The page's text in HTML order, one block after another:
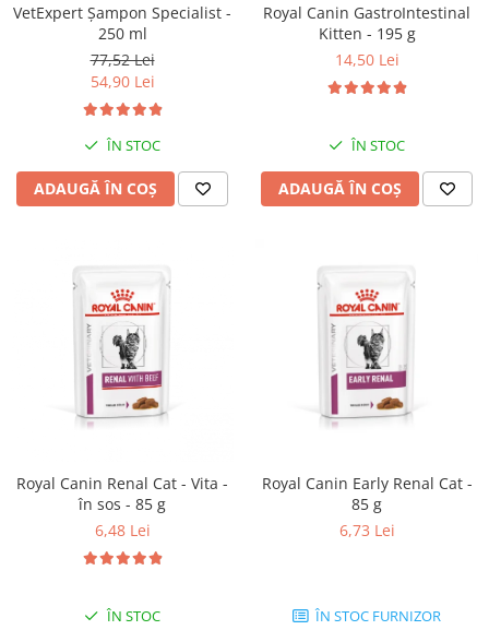
VetExpert Șampon Specialist -
250 ml
77,52 Lei
54,90 Lei
ÎN STOC
ADAUGĂ ÎN COȘ
Royal Canin GastroIntestinal
Kitten - 195 g
14,50 Lei
ÎN STOC
ADAUGĂ ÎN COȘ
Royal Canin Renal Cat - Vita -
în sos - 85 g
6,48 Lei
ÎN STOC
Royal Canin Early Renal Cat -
85 g
6,73 Lei
ÎN STOC FURNIZOR